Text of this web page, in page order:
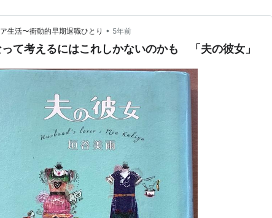
太
郎ほか
生活〜衝動的早期退職ひとり • 5年前
て考えるにはこれしかないのかも 「夫の彼女」